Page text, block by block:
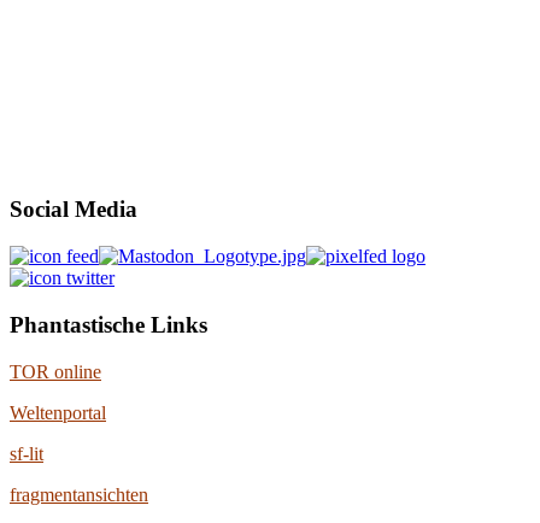
Social Media
Phantastische Links
TOR online
Weltenportal
sf-lit
fragmentansichten